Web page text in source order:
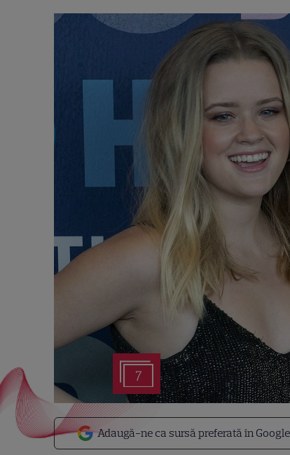
7
Adaugă-ne ca sursă preferată în Google